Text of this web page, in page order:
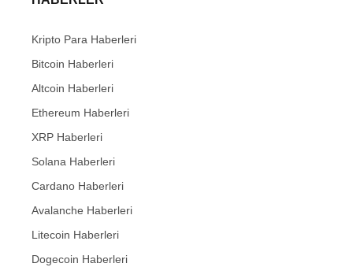
Kripto Para Haberleri
Bitcoin Haberleri
Altcoin Haberleri
Ethereum Haberleri
XRP Haberleri
Solana Haberleri
Cardano Haberleri
Avalanche Haberleri
Litecoin Haberleri
Dogecoin Haberleri